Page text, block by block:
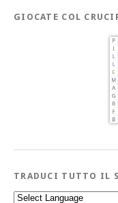
GIOCATE COL
TRADUCI TUTTO IL